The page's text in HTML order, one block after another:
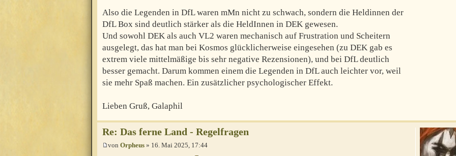
Also die Legenden in DfL waren mMn nicht zu schwach, sondern die Heldinnen der
DfL Box sind deutlich stärker als die HeldInnen in DEK gewesen.
Und sowohl DEK als auch VL2 waren mechanisch auf Frustration und Scheitern
ausgelegt, das hat man bei Kosmos glücklicherweise eingesehen (zu DEK gab es
extrem viele mittelmäßige bis sehr negative Rezensionen), und bei DfL deutlich
besser gemacht. Darum kommen einem die Legenden in DfL auch leichter vor, weil
sie mehr Spaß machen. Ein zusätzlicher psychologischer Effekt.
Lieben Gruß, Galaphil
Re: Das ferne Land - Regelfragen
von Orpheus » 16. Mai 2025, 17:44